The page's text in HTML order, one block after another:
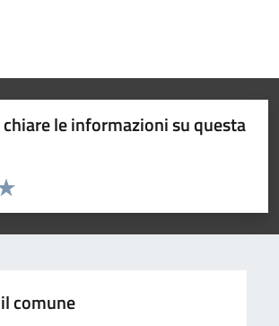
le informazioni su questa
la pagina
5 stelle su 5
4 stelle su 5
su 5
su 5
5
comune